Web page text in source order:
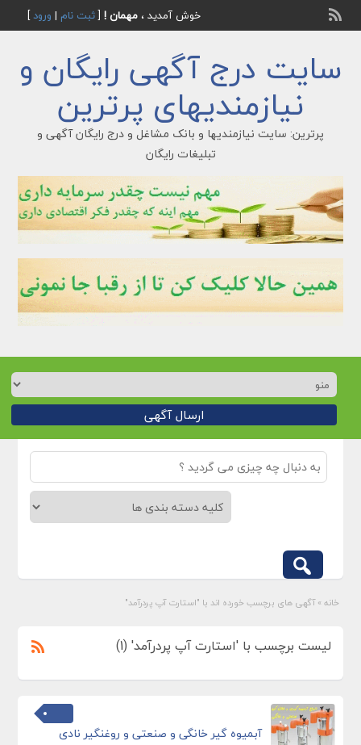
خوش آمدید ، مهمان ![ثبت نام | ورود]
سایت درج آگهی رایگان و
نیازمندیهای پرترین
پرترین: سایت نیازمندیها و بانک مشاغل و درج رایگان آگهی و
تبلیغات رایگان
ارسال آگهی
خانه » آگهی های برچسب خورده اند با "استارت آپ پردرآمد"
لیست برچسب با 'استارت آپ پردرآمد' (1)
آبمیوه گیر خانگی و صنعتی و روغنگیر نادی